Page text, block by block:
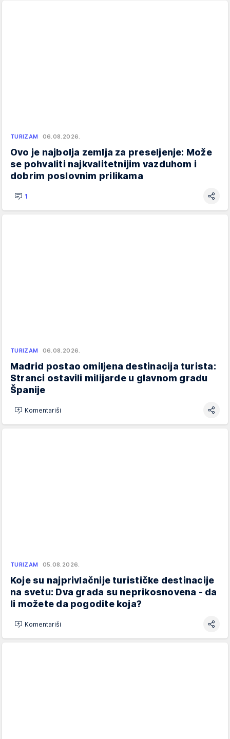
TURIZAM 06.08.2026.
Ovo je najbolja zemlja za preseljenje: Može
se pohvaliti najkvalitetnijim vazduhom i
dobrim poslovnim prilikama
1
TURIZAM 06.08.2026.
Madrid postao omiljena destinacija turista:
Stranci ostavili milijarde u glavnom gradu
Španije
Komentariši
TURIZAM 05.08.2026.
Koje su najprivlačnije turističke destinacije
na svetu: Dva grada su neprikosnovena - da
li možete da pogodite koja?
Komentariši